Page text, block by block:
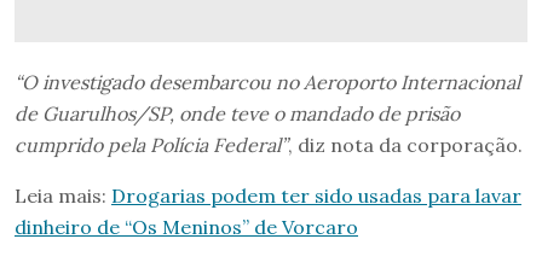
“O investigado desembarcou no Aeroporto Internacional
de Guarulhos/SP, onde teve o mandado de prisão
cumprido pela Polícia Federal”, diz nota da corporação.
Leia mais: Drogarias podem ter sido usadas para lavar
dinheiro de “Os Meninos” de Vorcaro